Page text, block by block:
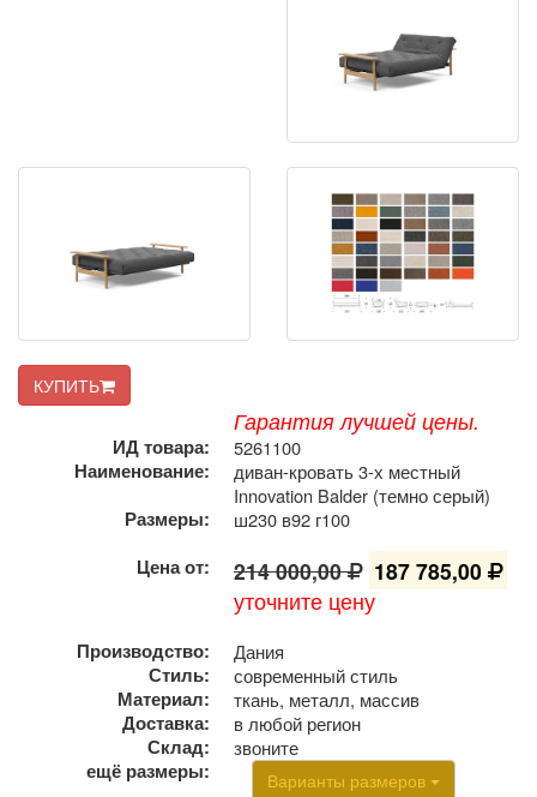
КУПИТЬ
Гарантия лучшей цены.
ИД товара:
5261100
Наименование:
диван-кровать 3-х местный
Innovation Balder (темно серый)
Размеры:
ш230 в92 г100
Цена от:
214 000,00
187 785,00
уточните цену
Производство:
Дания
Стиль:
современный стиль
Материал:
ткань, металл, массив
Доставка:
в любой регион
Склад:
звоните
ещё размеры:
Варианты размеров